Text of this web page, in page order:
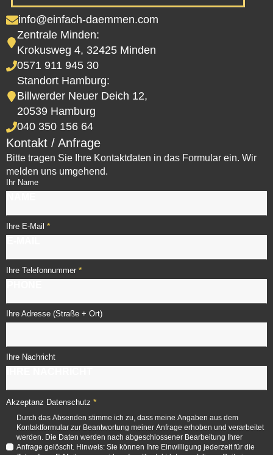
info@einfach-daemmen.com
Zentrale Minden:
Krokusweg 4, 32425 Minden
0571 911 945 30
Standort Hamburg:
Billwerder Neuer Deich 12,
20539 Hamburg
040 350 156 64
Kontakt / Anfrage
Bitte tragen Sie Ihre Kontaktdaten in das Formular ein. Wir
melden uns umgehend.
Ihr Name
Ihre E-Mail *
Ihre Telefonnummer *
Ihre Adresse (Straße + Ort)
Ihre Nachricht
Akzeptanz Datenschutz *
Durch das Absenden stimme ich zu, dass meine Angaben aus dem
Kontaktformular zur Beantwortung meiner Anfrage erhoben und verarbeitet
werden. Die Daten werden nach abgeschlossener Bearbeitung Ihrer
Anfrage gelöscht. Hinweis: Sie können Ihre Einwilligung jederzeit für die